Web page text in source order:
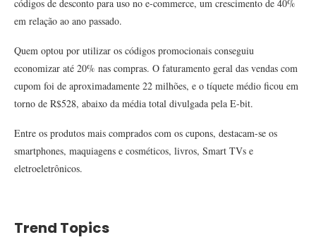
códigos de desconto para uso no e-commerce, um crescimento de 40%
em relação ao ano passado.
Quem optou por utilizar os códigos promocionais conseguiu
economizar até 20% nas compras. O faturamento geral das vendas com
cupom foi de aproximadamente 22 milhões, e o tíquete médio ficou em
torno de R$528, abaixo da média total divulgada pela E-bit.
Entre os produtos mais comprados com os cupons, destacam-se os
smartphones, maquiagens e cosméticos, livros, Smart TVs e
eletroeletrônicos.
Trend Topics